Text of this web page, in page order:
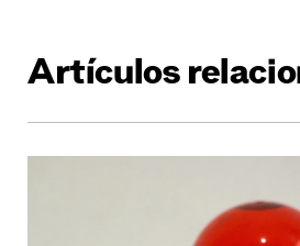
Artículos